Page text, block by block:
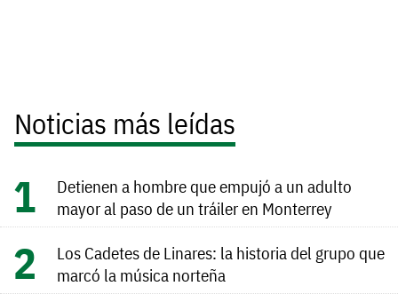
Noticias más leídas
Detienen a hombre que empujó a un adulto
mayor al paso de un tráiler en Monterrey
Los Cadetes de Linares: la historia del grupo que
marcó la música norteña